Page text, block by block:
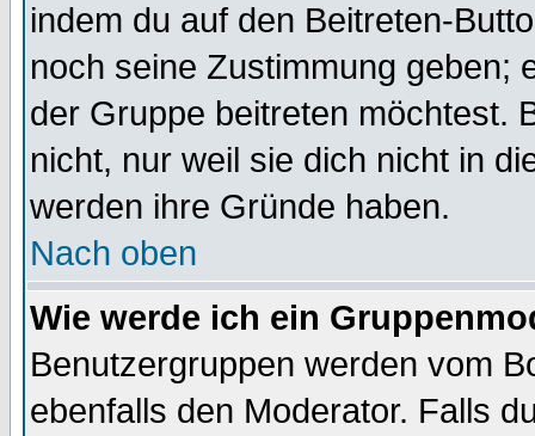
indem du auf den Beitreten-
noch seine Zustimmung geben;
der Gruppe beitreten möchtest.
nicht, nur weil sie dich nicht in
werden ihre Gründe haben.
Nach oben
Wie werde ich ein
Benutzergruppen werden vom
ebenfalls den Moderator. Falls